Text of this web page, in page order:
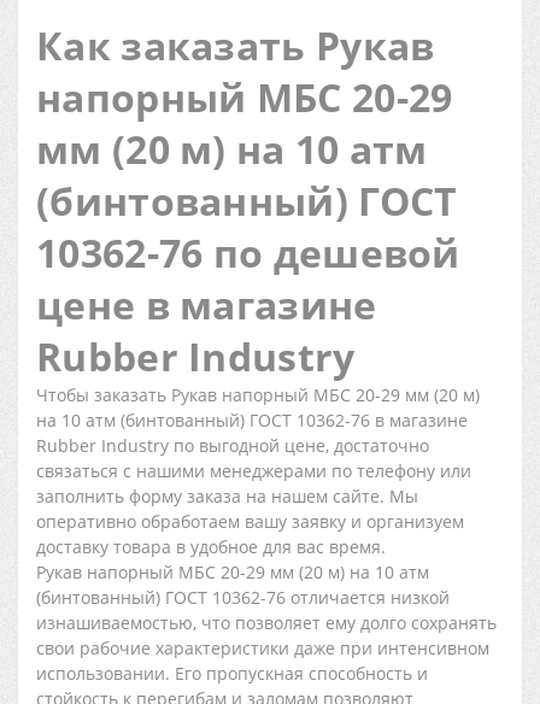
Как заказать Рукав
напорный МБС 20-29
мм (20 м) на 10 атм
(бинтованный) ГОСТ
10362-76 по дешевой
цене в магазине
Rubber Industry
Чтобы заказать Рукав напорный МБС 20-29 мм (20 м)
на 10 атм (бинтованный) ГОСТ 10362-76 в магазине
Rubber Industry по выгодной цене, достаточно
связаться с нашими менеджерами по телефону или
заполнить форму заказа на нашем сайте. Мы
оперативно обработаем вашу заявку и организуем
доставку товара в удобное для вас время.
Рукав напорный МБС 20-29 мм (20 м) на 10 атм
(бинтованный) ГОСТ 10362-76 отличается низкой
изнашиваемостью, что позволяет ему долго сохранять
свои рабочие характеристики даже при интенсивном
использовании. Его пропускная способность и
стойкость к перегибам и заломам позволяют